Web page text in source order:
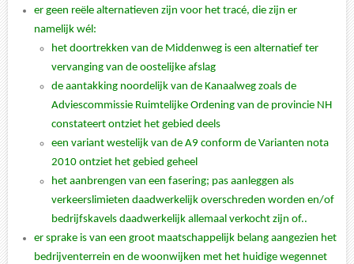
er geen reële alternatieven zijn voor het tracé, die zijn er
namelijk wél:
het doortrekken van de Middenweg is een alternatief ter
vervanging van de oostelijke afslag
de aantakking noordelijk van de Kanaalweg zoals de
Adviescommissie Ruimtelijke Ordening van de provincie NH
constateert ontziet het gebied deels
een variant westelijk van de A9 conform de Varianten nota
2010 ontziet het gebied geheel
het aanbrengen van een fasering; pas aanleggen als
verkeerslimieten daadwerkelijk overschreden worden en/of
bedrijfskavels daadwerkelijk allemaal verkocht zijn of..
er sprake is van een groot maatschappelijk belang aangezien het
bedrijventerrein en de woonwijken met het huidige wegennet